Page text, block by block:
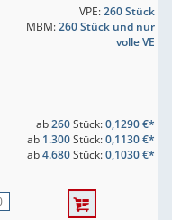
VPE:260 Stück
MBM:260 Stück und nur
volle VE
ab260Stück:0,1290 €*
ab 1.300Stück:0,1130 €*
ab4.680Stück:0,1030 €*